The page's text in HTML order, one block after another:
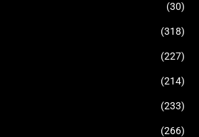
(30)
(318)
(227)
(214)
(233)
(266)